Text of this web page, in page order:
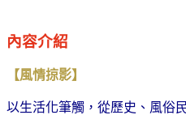
內容介紹
【風情掠影】
以生活化筆觸，從歷史、風俗